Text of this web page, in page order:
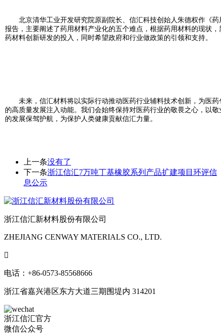
北京清华工业开发研究院原副院长、信汇科技创始人朱德权作《
报告，主要阐述了药用材料产业化的五个难点，根据药用材料的现状
药材料创新研发的投入，同时希望政府和行业做政策的引领和支持。
未来，信汇材料将以实际行动推动医药行业辅料技术创新，为医
的高质量发展注入动能。我们会始终保持对医药行业的敬畏之心，以
的发展保驾护航，为保护人类健康贡献信汇力量。
上一条没有了
下一条浙江信汇7万吨丁基橡胶系列产品扩建项目环评信
息公示
浙江信汇新材料股份有限公司
ZHEJIANG CENWAY MATERIALS CO., LTD.

电话：+86-0573-85568666
浙江省嘉兴港区东方大道三期围堤内 314201
浙江信汇官方
微信公众号